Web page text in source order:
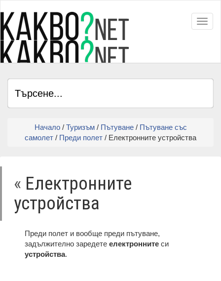
Начало/ Туризъм/ Пътуване/ Пътуване със
самолет / Преди полет / Електронните устройства
« Електронните
устройства
Преди полет и вообще преди пътуване,
задължително заредете електронните си
устройства.